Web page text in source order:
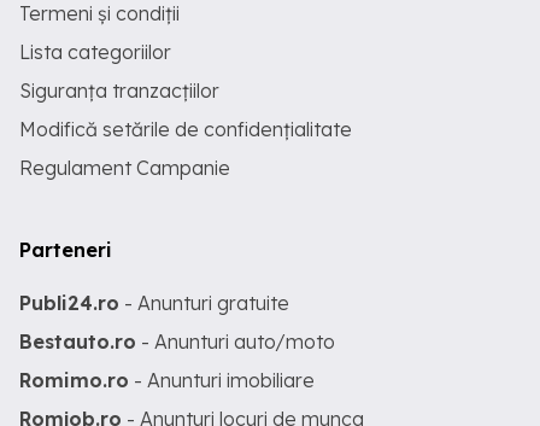
Termeni și condiții
Lista categoriilor
Siguranța tranzacțiilor
Modifică setările de confidențialitate
Regulament Campanie
Parteneri
Publi24.ro - Anunturi gratuite
Bestauto.ro - Anunturi auto/moto
Romimo.ro - Anunturi imobiliare
Romjob.ro - Anunturi locuri de munca